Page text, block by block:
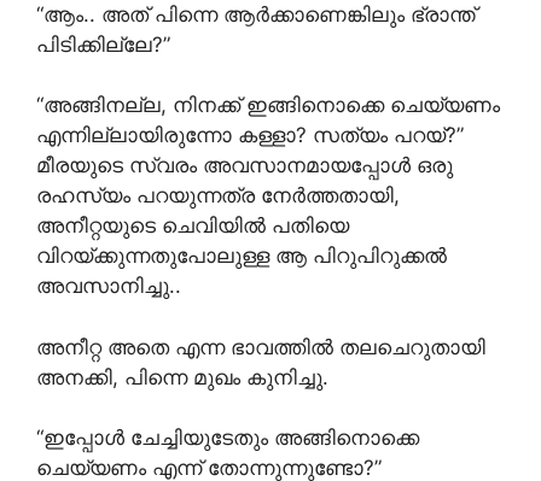
“ആം.. അത് പിന്നെ ആർക്കാണെങ്കിലും ഭ്രാന്ത്
പിടിക്കില്ലേ?”
“അങ്ങിനല്ല, നിനക്ക് ഇങ്ങിനൊക്കെ ചെയ്യണം
എന്നില്ലായിരുന്നോ കള്ളാ? സത്യം പറയ്?”
മീരയുടെ സ്വരം അവസാനമായപ്പോൾ ഒരു
രഹസ്യം പറയുന്നത്ര നേർത്തതായി,
അനീറ്റയുടെ ചെവിയിൽ പതിയെ
വിറയ്ക്കുന്നതുപോലുള്ള ആ പിറുപിറുക്കൽ
അവസാനിച്ചു..
അനീറ്റ അതെ എന്ന ഭാവത്തിൽ തലചെറുതായി
അനക്കി, പിന്നെ മുഖം കുനിച്ചു.
“ഇപ്പോൾ ചേച്ചിയുടേതും അങ്ങിനൊക്കെ
ചെയ്യണം എന്ന് തോന്നുന്നുണ്ടോ?”